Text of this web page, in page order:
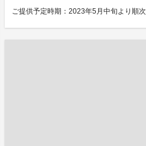
ご提供予定時期：2023年5月中旬より順次